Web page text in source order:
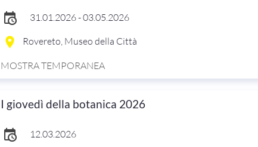
31.01.2026 - 03.05.2026
Rovereto, Museo della Città
MOSTRA TEMPORANEA
I giovedì della botanica 2026
12.03.2026